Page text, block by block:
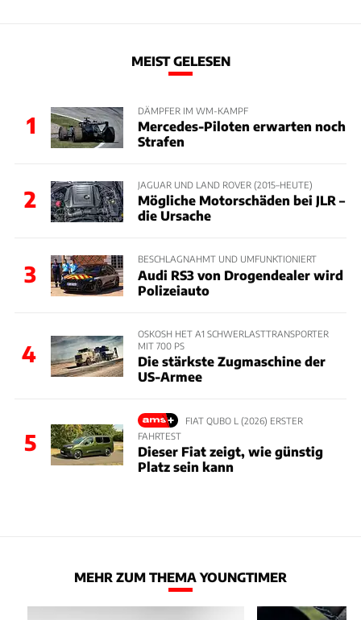
MEIST GELESEN
1
DÄMPFER IM WM-KAMPF
Mercedes-Piloten erwarten noch
Strafen
2
JAGUAR UND LAND ROVER (2015–HEUTE)
Mögliche Motorschäden bei JLR –
die Ursache
3
BESCHLAGNAHMT UND UMFUNKTIONIERT
Audi RS3 von Drogendealer wird
Polizeiauto
4
OSKOSH HET A1 SCHWERLASTTRANSPORTER
MIT 700 PS
Die stärkste Zugmaschine der
US-Armee
5
FIAT QUBO L (2026) ERSTER
FAHRTEST
Dieser Fiat zeigt, wie günstig
Platz sein kann
MEHR ZUM THEMA YOUNGTIMER